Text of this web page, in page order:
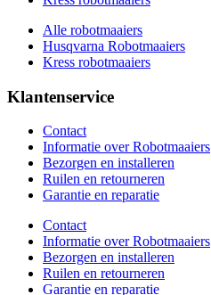
Alle robotmaaiers
Husqvarna Robotmaaiers
Kress robotmaaiers
Klantenservice
Contact
Informatie over Robotmaaiers
Bezorgen en installeren
Ruilen en retourneren
Garantie en reparatie
Contact
Informatie over Robotmaaiers
Bezorgen en installeren
Ruilen en retourneren
Garantie en reparatie